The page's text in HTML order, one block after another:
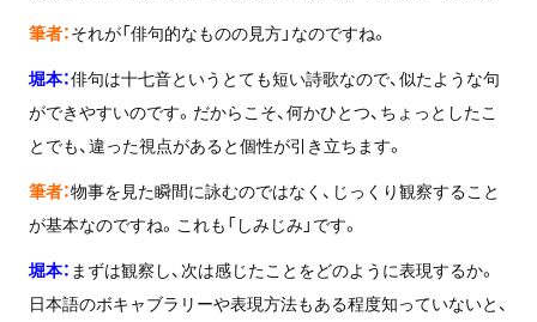
筆者：それが「俳句的なものの見方」なのですね。
堀本：俳句は十七音というとても短い詩歌なので、似たような句
ができやすいのです。だからこそ、何かひとつ、ちょっとしたこ
とでも、違った視点があると個性が引き立ちます。
筆者：物事を見た瞬間に詠むのではなく、じっくり観察すること
が基本なのですね。これも「しみじみ」です。
堀本： まずは観察し、次は感じたことをどのように表現するか。
日本語のボキャブラリーや表現方法もある程度知っていないと、